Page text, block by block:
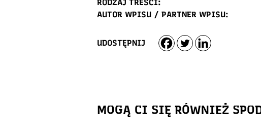
RODZAJ TREŚCI:
AUTOR WPISU / PARTNER WPISU:
UDOSTĘPNIJ
MOGĄ CI SIĘ RÓWNIEŻ